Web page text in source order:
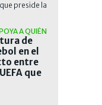
A QUIÉN
de
en el
entre
que